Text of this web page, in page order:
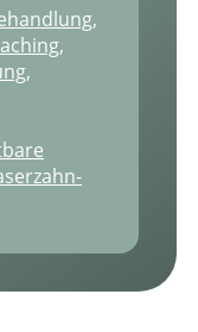
,
,
,